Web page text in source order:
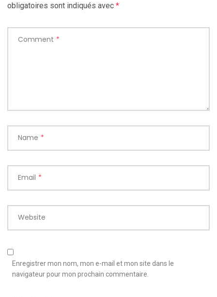
obligatoires sont indiqués avec *
Comment *
Name *
Email *
Website
Enregistrer mon nom, mon e-mail et mon site dans le
navigateur pour mon prochain commentaire.